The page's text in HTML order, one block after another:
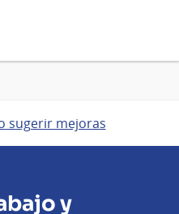
sugerir mejoras
y